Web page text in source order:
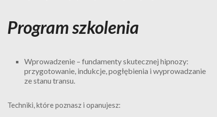
Program szkolenia
Wprowadzenie – fundamenty skutecznej hipnozy:
przygotowanie, indukcje, pogłębienia i wyprowadzanie
ze stanu transu.
Techniki, które poznasz i opanujesz: